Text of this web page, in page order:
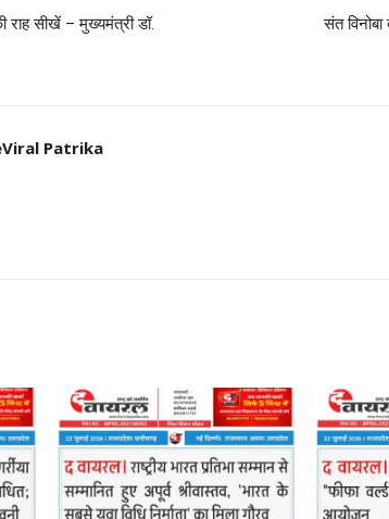
सीखें – मुख्यमंत्री डॉ.
संत
Patrika